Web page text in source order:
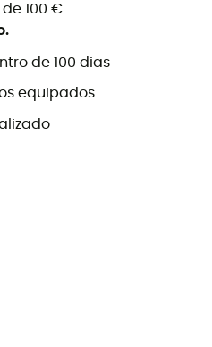
100 €
de 100 dias
equipados